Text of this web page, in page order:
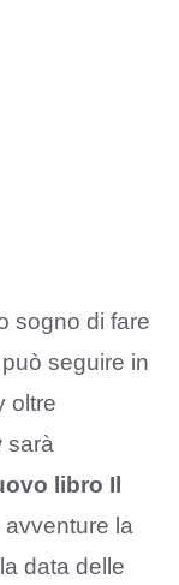
sogno di fare
seguire in
oltre
sarà
libro Il
avventure la
data delle